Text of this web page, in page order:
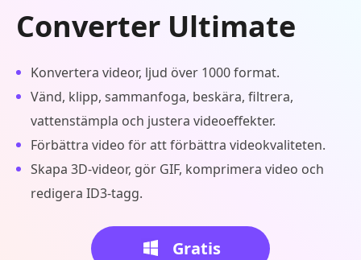
Converter Ultimate
Konvertera videor, ljud över 1000 format.
Vänd, klipp, sammanfoga, beskära, filtrera,
vattenstämpla och justera videoeffekter.
Förbättra video för att förbättra videokvaliteten.
Skapa 3D-videor, gör GIF, komprimera video och
redigera ID3-tagg.
Gratis